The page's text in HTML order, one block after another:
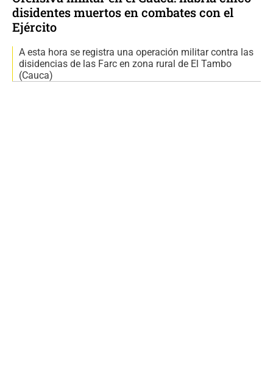
disidentes muertos en combates con el
Ejército
A esta hora se registra una operación militar contra las
disidencias de las Farc en zona rural de El Tambo
(Cauca)